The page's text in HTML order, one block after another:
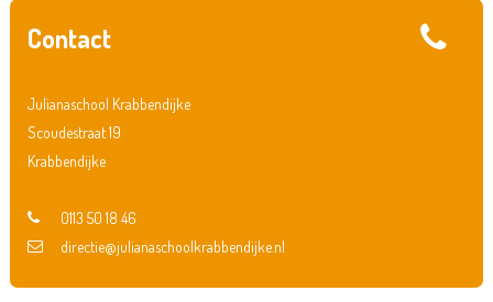
Contact
Julianaschool Krabbendijke
Scoudestraat 19
Krabbendijke
0113 50 18 46
directie@julianaschoolkrabbendijke.nl